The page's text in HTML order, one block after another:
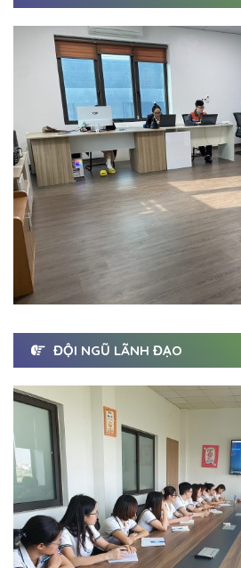
ĐỘI NGŨ LÃNH ĐẠO